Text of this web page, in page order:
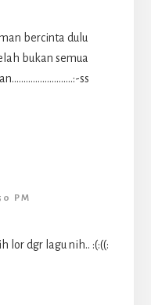
bercinta dulu
bukan semua
ss
PM
lor dgr lagu nih.. :(:((: